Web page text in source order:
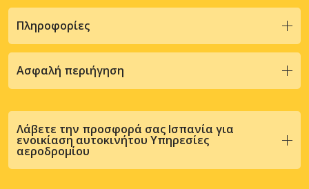
Πληροφορίες
Ασφαλή περιήγηση
Λάβετε την προσφορά σας Ισπανία για
ενοικίαση αυτοκινήτου Υπηρεσίες
αεροδρομίου